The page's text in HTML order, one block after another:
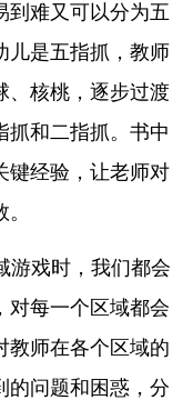
到难又可以分为五
儿是五指抓，教师
、核桃，逐步过渡
抓和二指抓。书中
键经验，让老师对
游戏时，我们都会
对每一个区域都会
教师在各个区域的
的问题和困惑，分